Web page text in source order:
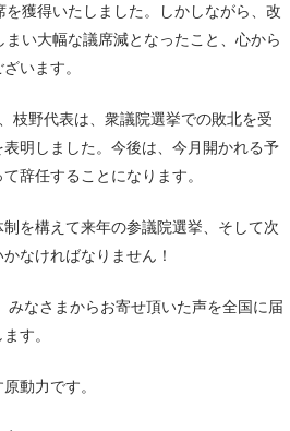
獲得いたしました。しかしながら、改
い大幅な議席減となったこと、心から
います。
枝野代表は、衆議院選挙での敗北を受
明しました。今後は、今月開かれる予
辞任することになります。
を構えて来年の参議院選挙、そして次
なければなりません！
みなさまからお寄せ頂いた声を全国に届
す。
動力です。